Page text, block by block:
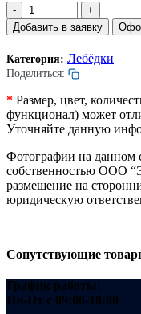
Количество
товара
Энкодер
P/R
двигателя
Hohner.
Добавить в заявку
Категория: Лебёдки
Поделиться:
* Размер, цвет,
функционал) может
Уточняйте данную
Фотографии на данном
собственностью ООО
размещение на
юридическую
Сопутствующие
График работы:
Пн-Пт с 09:00-18:00